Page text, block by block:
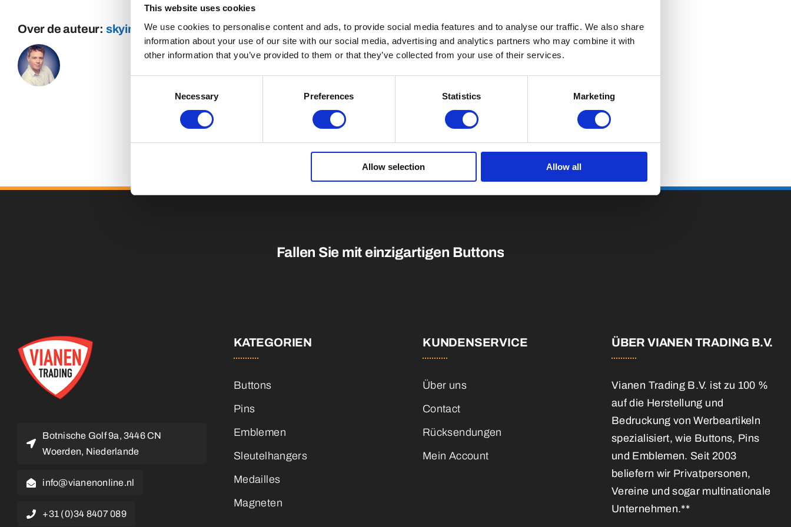
This website uses cookies
We use cookies to personalise content and ads, to provide social media features and to analyse our traffic. We also share
information about your use of our site with our social media, advertising and analytics partners who may combine it with
other information that you’ve provided to them or that they’ve collected from your use of their services.
Necessary Preferences Statistics Marketing
Allow selection Allow all
Over de auteur: skyinternetmarketing
Fallen Sie mit einzigartigen
Botnische Golf 9a, 3446 CN
Woerden, Niederlande
info@vianenonline.nl
+31 (0)34 8407 089
KATEGORIEN
Buttons
Pins
Emblemen
Sleutelhangers
Medailles
Magneten
KUNDENSERVICE
Über uns
Contact
Rücksendungen
Mein Account
ÜBER VIANEN TRADING B.V.
Vianen Trading B.V. ist zu 100 %
auf die Herstellung und
Bedruckung von Werbeartikeln
spezialisiert, wie Buttons, Pins
und Emblemen. Seit 2003
beliefern wir Privatpersonen,
Vereine und sogar multinationale
Unternehmen.**